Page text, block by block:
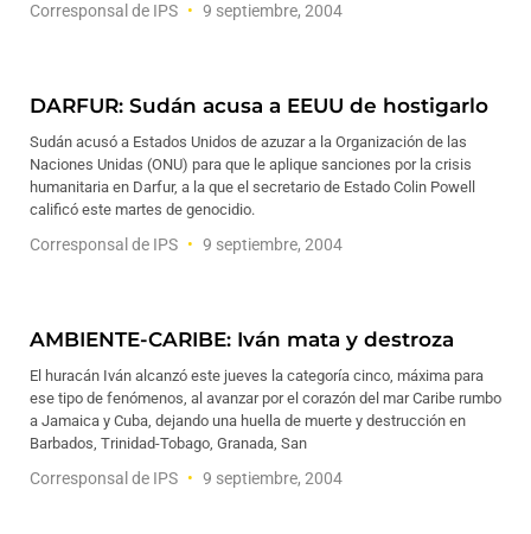
Corresponsal de IPS 9 septiembre, 2004
DARFUR: Sudán acusa a EEUU de hostigarlo
Sudán acusó a Estados Unidos de azuzar a la Organización de las
Naciones Unidas (ONU) para que le aplique sanciones por la crisis
humanitaria en Darfur, a la que el secretario de Estado Colin Powell
calificó este martes de genocidio.
Corresponsal de IPS 9 septiembre, 2004
AMBIENTE-CARIBE: Iván mata y destroza
El huracán Iván alcanzó este jueves la categoría cinco, máxima para
ese tipo de fenómenos, al avanzar por el corazón del mar Caribe rumbo
a Jamaica y Cuba, dejando una huella de muerte y destrucción en
Barbados, Trinidad-Tobago, Granada, San
Corresponsal de IPS 9 septiembre, 2004